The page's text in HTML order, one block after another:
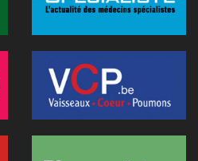
cardiaque
réticents d'Europe face au
(étude)